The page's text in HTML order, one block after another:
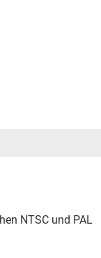
NTSC und PAL